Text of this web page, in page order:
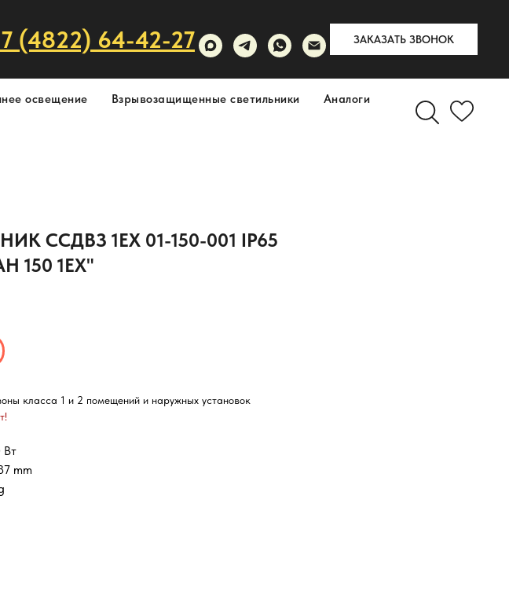
(4822) 64-42-27 ЗАКАЗАТЬ ЗВОНОК
освещение Взрывозащищенные светильники
Аналоги
ССДВЗ 1ЕХ 01-150-001 IP65
150 1ЕХ"
класса 1 и 2 помещений и наружных установок
Вт
mm